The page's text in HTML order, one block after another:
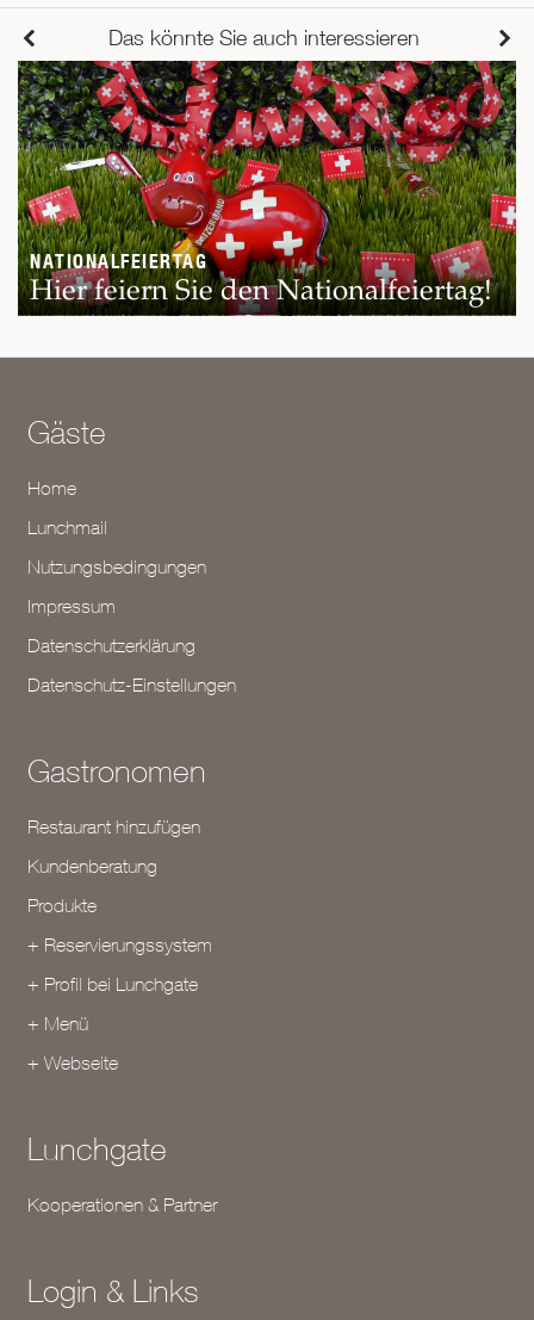
Das könnte Sie auch interessieren
NATIONALFEIERTAG
Hier feiern Sie den Nationalfeiertag!
Gäste
Home
Lunchmail
Nutzungsbedingungen
Impressum
Datenschutzerklärung
Datenschutz-Einstellungen
Gastronomen
Restaurant hinzufügen
Kundenberatung
Produkte
+ Reservierungssystem
+ Profil bei Lunchgate
+ Menü
+ Webseite
Lunchgate
Kooperationen & Partner
Login & Links